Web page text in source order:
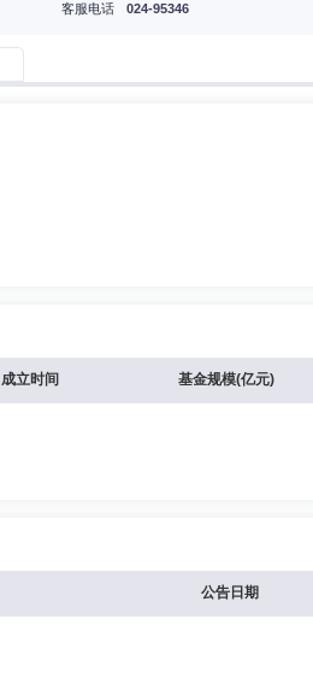
客服电话
024-95346
成立时间 基金规模(亿元)
公告日期